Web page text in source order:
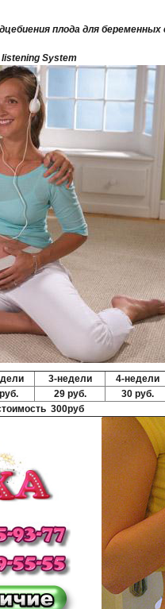
плода для
System
3-недели
4-недели
29 руб.
30 руб.
300руб